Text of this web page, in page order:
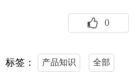
0
标签： 产品知识 全部